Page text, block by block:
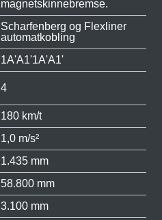
magnetskinnebremse.
Scharfenberg og Flexliner
automatkobling
1A'A1'1A'A1'
4
180 km/t
1,0 m/s²
1.435 mm
58.800 mm
3.100 mm